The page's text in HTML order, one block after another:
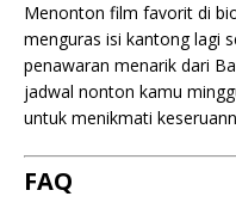
Menonton film favorit di
menguras isi kantong lagi
penawaran menarik dari
jadwal nonton kamu
untuk menikmati
FAQ